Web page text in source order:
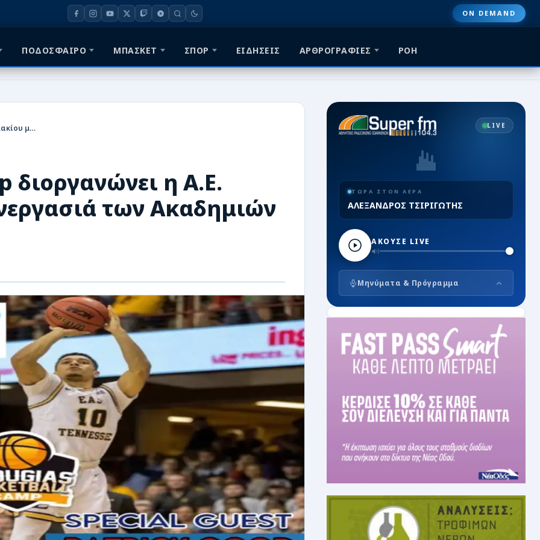
ON DEMAND
ΠΟΔΟΣΦΑΙΡΟ ΜΠΑΣΚΕΤ ΣΠΟΡ ΕΙΔΗΣΕΙΣ ΑΡΘΡΟΓΡΑΦΙΕΣ ΡΟΗ
Το 1ο basketball camp διοργανώνει η Α.Ε. Καναλακίου με τη συνεργασιά των Ακαδημιών Ντούγια
η Α.Ε.
των Ακαδημιών
LIVE
ΤΩΡΑ ΣΤΟΝ ΑΕΡΑ
ΑΛΕΞΑΝΔΡΟΣ ΤΣΙΡΙΓΩΤΗΣ
ΑΚΟΥΣΕ LIVE
Μηνύματα & Πρόγραμμα